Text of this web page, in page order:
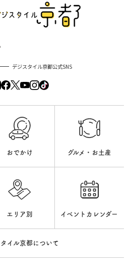
デジスタイル京都公式SNS
おでかけ グルメ・お土産
エリア別 イベントカレンダー
イル京都について